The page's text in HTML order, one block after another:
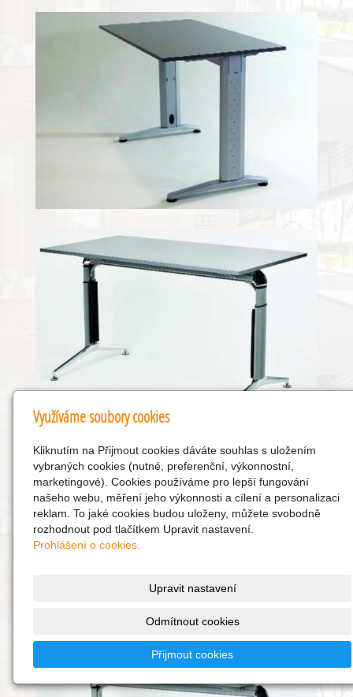
Využíváme soubory cookies
Kliknutím na Přijmout cookies dáváte souhlas s uložením
vybraných cookies (nutné, preferenční, výkonnostní,
marketingové). Cookies používáme pro lepší fungování
našeho webu, měření jeho výkonnosti a cílení a personalizaci
reklam. To jaké cookies budou uloženy, můžete svobodně
rozhodnout pod tlačítkem Upravit nastavení.
Prohlášení o cookies.
Upravit nastavení
Odmítnout cookies
Přijmout cookies